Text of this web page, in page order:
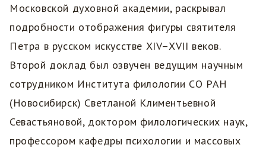
Московской духовной академии, раскрывал
подробности отображения фигуры святителя
Петра в русском искусстве XIV–XVII веков.
Второй доклад был озвучен ведущим научным
сотрудником Института филологии СО РАН
(Новосибирск) Светланой Климентьевной
Севастьяновой, доктором филологических наук,
профессором кафедры психологии и массовых